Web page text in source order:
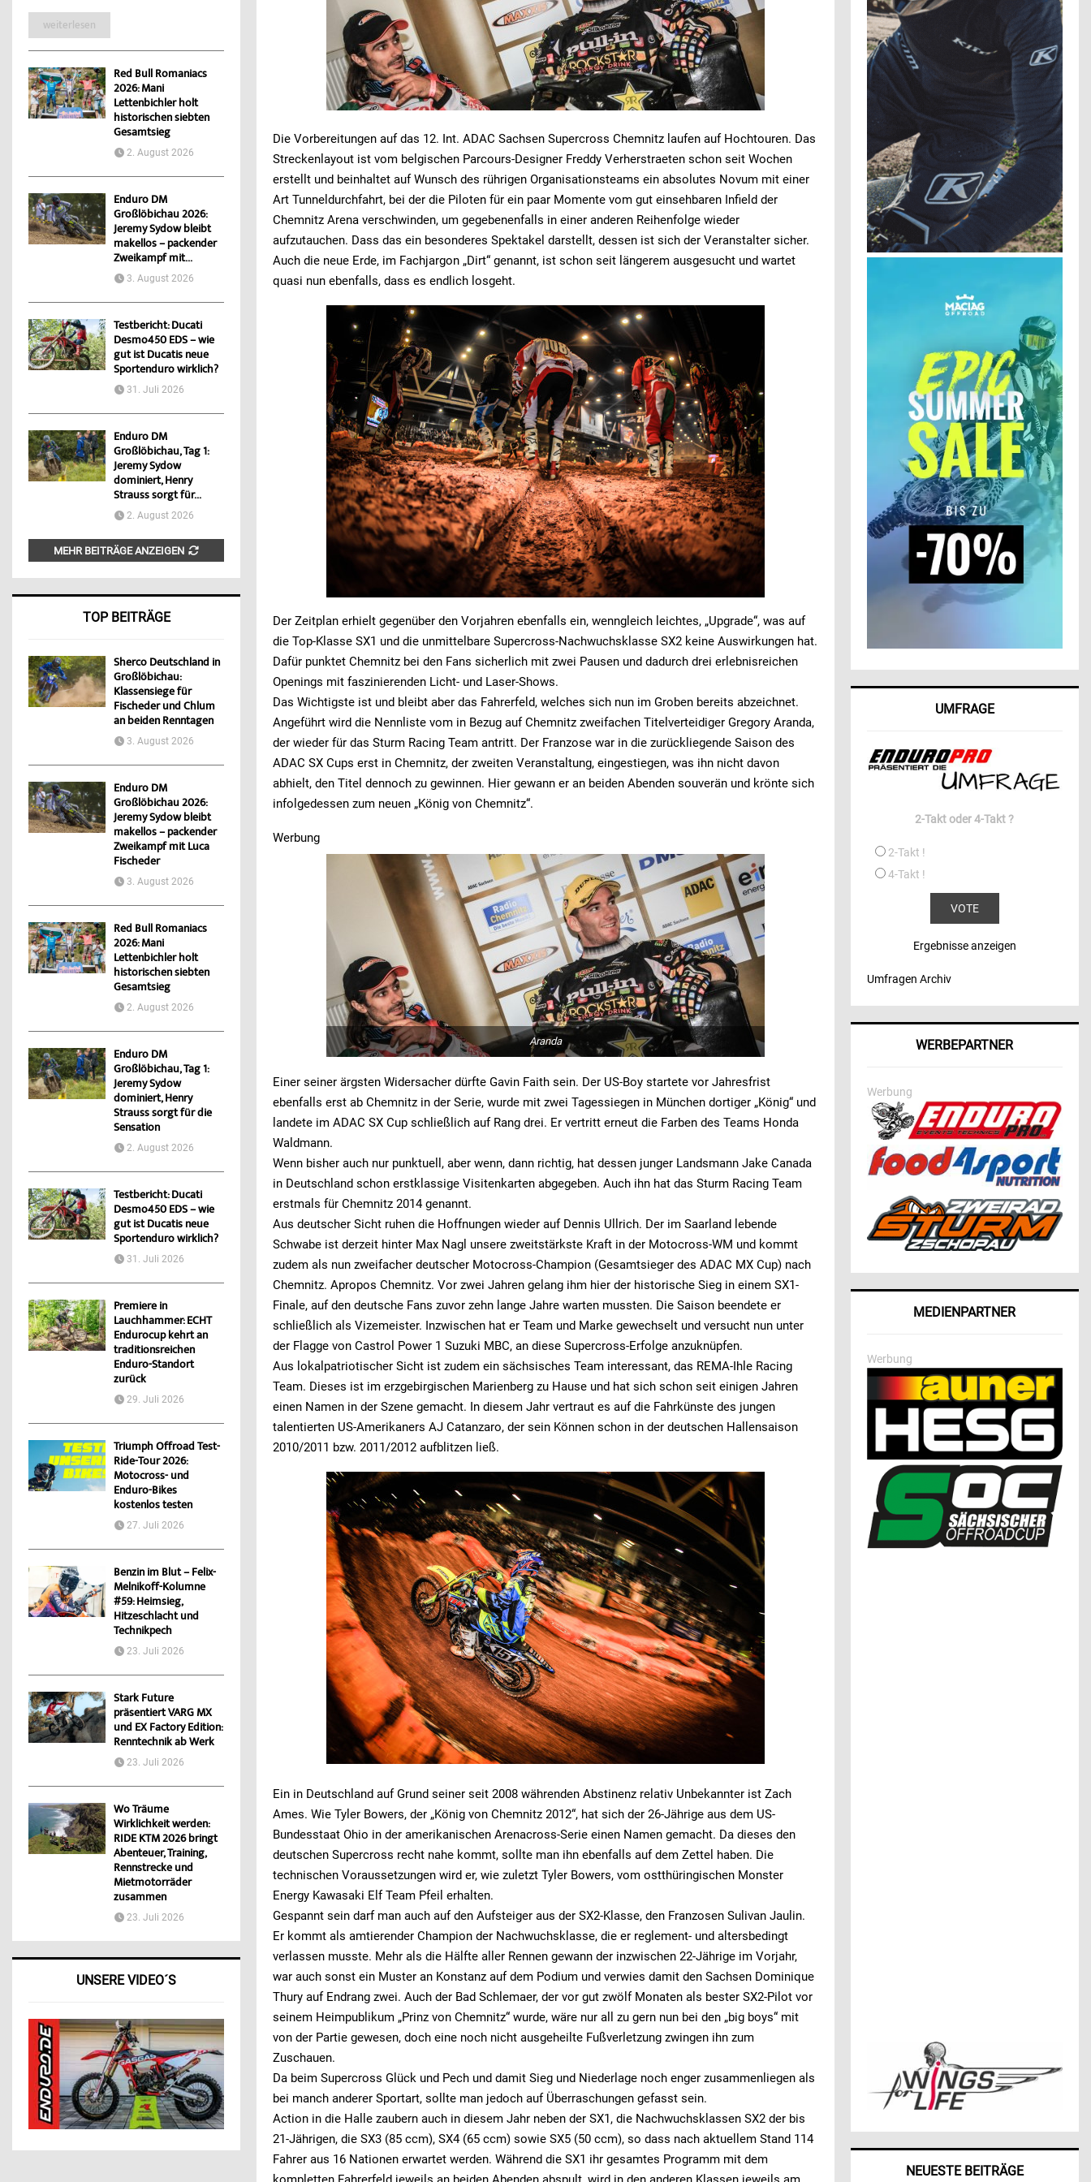
Die Vorbereitungen auf das 12. Int. ADAC Sachsen Supercross Chemnitz laufen auf Hochtouren. Das
Streckenlayout ist vom belgischen Parcours-Designer Freddy Verherstraeten schon seit Wochen
erstellt und beinhaltet auf Wunsch des rührigen Organisationsteams ein absolutes Novum mit einer
Art Tunneldurchfahrt, bei der die Piloten für ein paar Momente vom gut einsehbaren Infield der
Chemnitz Arena verschwinden, um gegebenenfalls in einer anderen Reihenfolge wieder
aufzutauchen. Dass das ein besonderes Spektakel darstellt, dessen ist sich der Veranstalter sicher.
Auch die neue Erde, im Fachjargon „Dirt“ genannt, ist schon seit längerem ausgesucht und wartet
quasi nun ebenfalls, dass es endlich losgeht.
Der Zeitplan erhielt gegenüber den Vorjahren ebenfalls ein, wenngleich leichtes, „Upgrade“, was auf
die Top-Klasse SX1 und die unmittelbare Supercross-Nachwuchsklasse SX2 keine Auswirkungen hat.
Dafür punktet Chemnitz bei den Fans sicherlich mit zwei Pausen und dadurch drei erlebnisreichen
Openings mit faszinierenden Licht- und Laser-Shows.
Das Wichtigste ist und bleibt aber das Fahrerfeld, welches sich nun im Groben bereits abzeichnet.
Angeführt wird die Nennliste vom in Bezug auf Chemnitz zweifachen Titelverteidiger Gregory Aranda,
der wieder für das Sturm Racing Team antritt. Der Franzose war in die zurückliegende Saison des
ADAC SX Cups erst in Chemnitz, der zweiten Veranstaltung, eingestiegen, was ihn nicht davon
abhielt, den Titel dennoch zu gewinnen. Hier gewann er an beiden Abenden souverän und krönte sich
infolgedessen zum neuen „König von Chemnitz“.
Werbung
Aranda
Einer seiner ärgsten Widersacher dürfte Gavin Faith sein. Der US-Boy startete vor Jahresfrist
ebenfalls erst ab Chemnitz in der Serie, wurde mit zwei Tagessiegen in München dortiger „König“ und
landete im ADAC SX Cup schließlich auf Rang drei. Er vertritt erneut die Farben des Teams Honda
Waldmann.
Wenn bisher auch nur punktuell, aber wenn, dann richtig, hat dessen junger Landsmann Jake Canada
in Deutschland schon erstklassige Visitenkarten abgegeben. Auch ihn hat das Sturm Racing Team
erstmals für Chemnitz 2014 genannt.
Aus deutscher Sicht ruhen die Hoffnungen wieder auf Dennis Ullrich. Der im Saarland lebende
Schwabe ist derzeit hinter Max Nagl unsere zweitstärkste Kraft in der Motocross-WM und kommt
zudem als nun zweifacher deutscher Motocross-Champion (Gesamtsieger des ADAC MX Cup) nach
Chemnitz. Apropos Chemnitz. Vor zwei Jahren gelang ihm hier der historische Sieg in einem SX1-
Finale, auf den deutsche Fans zuvor zehn lange Jahre warten mussten. Die Saison beendete er
schließlich als Vizemeister. Inzwischen hat er Team und Marke gewechselt und versucht nun unter
der Flagge von Castrol Power 1 Suzuki MBC, an diese Supercross-Erfolge anzuknüpfen.
Aus lokalpatriotischer Sicht ist zudem ein sächsisches Team interessant, das REMA-Ihle Racing
Team. Dieses ist im erzgebirgischen Marienberg zu Hause und hat sich schon seit einigen Jahren
einen Namen in der Szene gemacht. In diesem Jahr vertraut es auf die Fahrkünste des jungen
talentierten US-Amerikaners AJ Catanzaro, der sein Können schon in der deutschen Hallensaison
2010/2011 bzw. 2011/2012 aufblitzen ließ.
Ein in Deutschland auf Grund seiner seit 2008 währenden Abstinenz relativ Unbekannter ist Zach
Ames. Wie Tyler Bowers, der „König von Chemnitz 2012“, hat sich der 26-Jährige aus dem US-
Bundesstaat Ohio in der amerikanischen Arenacross-Serie einen Namen gemacht. Da dieses den
deutschen Supercross recht nahe kommt, sollte man ihn ebenfalls auf dem Zettel haben. Die
technischen Voraussetzungen wird er, wie zuletzt Tyler Bowers, vom ostthüringischen Monster
Energy Kawasaki Elf Team Pfeil erhalten.
Gespannt sein darf man auch auf den Aufsteiger aus der SX2-Klasse, den Franzosen Sulivan Jaulin.
Er kommt als amtierender Champion der Nachwuchsklasse, die er reglement- und altersbedingt
verlassen musste. Mehr als die Hälfte aller Rennen gewann der inzwischen 22-Jährige im Vorjahr,
war auch sonst ein Muster an Konstanz auf dem Podium und verwies damit den Sachsen Dominique
Thury auf Endrang zwei. Auch der Bad Schlemaer, der vor gut zwölf Monaten als bester SX2-Pilot vor
seinem Heimpublikum „Prinz von Chemnitz“ wurde, wäre nur all zu gern nun bei den „big boys“ mit
von der Partie gewesen, doch eine noch nicht ausgeheilte Fußverletzung zwingen ihn zum
Zuschauen.
Da beim Supercross Glück und Pech und damit Sieg und Niederlage noch enger zusammenliegen als
bei manch anderer Sportart, sollte man jedoch auf Überraschungen gefasst sein.
Action in die Halle zaubern auch in diesem Jahr neben der SX1, die Nachwuchsklassen SX2 der bis
21-Jährigen, die SX3 (85 ccm), SX4 (65 ccm) sowie SX5 (50 ccm), so dass nach aktuellem Stand 114
Fahrer aus 16 Nationen erwartet werden. Während die SX1 ihr gesamtes Programm mit dem
weiterlesen
Red Bull Romaniacs
2026: Mani
Lettenbichler holt
historischen siebten
Gesamtsieg
2. August 2026
Enduro DM
Großlöbichau 2026:
Jeremy Sydow bleibt
makellos – packender
Zweikampf mit...
3. August 2026
Testbericht: Ducati
Desmo450 EDS – wie
gut ist Ducatis neue
Sportenduro wirklich?
31. Juli 2026
Enduro DM
Großlöbichau, Tag 1:
Jeremy Sydow
dominiert, Henry
Strauss sorgt für...
2. August 2026
MEHR BEITRÄGE ANZEIGEN
TOP BEITRÄGE
Sherco Deutschland in
Großlöbichau:
Klassensiege für
Fischeder und Chlum
an beiden Renntagen
3. August 2026
Enduro DM
Großlöbichau 2026:
Jeremy Sydow bleibt
makellos – packender
Zweikampf mit Luca
Fischeder
3. August 2026
Red Bull Romaniacs
2026: Mani
Lettenbichler holt
historischen siebten
Gesamtsieg
2. August 2026
Enduro DM
Großlöbichau, Tag 1:
Jeremy Sydow
dominiert, Henry
Strauss sorgt für die
Sensation
2. August 2026
Testbericht: Ducati
Desmo450 EDS – wie
gut ist Ducatis neue
Sportenduro wirklich?
31. Juli 2026
Premiere in
Lauchhammer: ECHT
Endurocup kehrt an
traditionsreichen
Enduro-Standort
zurück
29. Juli 2026
Triumph Offroad Test-
Ride-Tour 2026:
Motocross- und
Enduro-Bikes
kostenlos testen
27. Juli 2026
Benzin im Blut – Felix-
Melnikoff-Kolumne
#59: Heimsieg,
Hitzeschlacht und
Technikpech
23. Juli 2026
Stark Future
präsentiert VARG MX
und EX Factory Edition:
Renntechnik ab Werk
23. Juli 2026
Wo Träume
Wirklichkeit werden:
RIDE KTM 2026 bringt
Abenteuer, Training,
Rennstrecke und
Mietmotorräder
zusammen
23. Juli 2026
UNSERE VIDEO´S
UMFRAGE
2-Takt oder 4-Takt ?
2-Takt !
4-Takt !
Ergebnisse anzeigen
Umfragen Archiv
WERBEPARTNER
Werbung
MEDIENPARTNER
Werbung
NEUESTE BEITRÄGE